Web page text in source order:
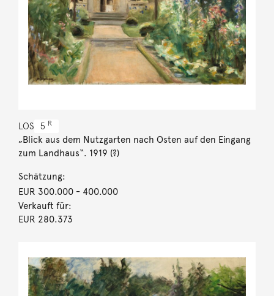
LOS 5 R
„Blick aus dem Nutzgarten nach Osten auf den Eingang
zum Landhaus“. 1919 (?)
Schätzung:
EUR 300.000- 400.000
Verkauft für:
EUR 280.373